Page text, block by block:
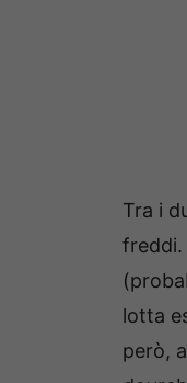
Tra i
freddi.
lotta
però,